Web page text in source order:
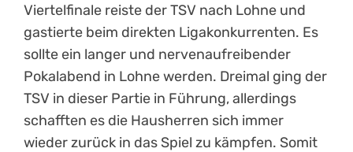
Viertelfinale reiste der TSV nach Lohne und
gastierte beim direkten Ligakonkurrenten. Es
sollte ein langer und nervenaufreibender
Pokalabend in Lohne werden. Dreimal ging der
TSV in dieser Partie in Führung, allerdings
schafften es die Hausherren sich immer
wieder zurück in das Spiel zu kämpfen. Somit